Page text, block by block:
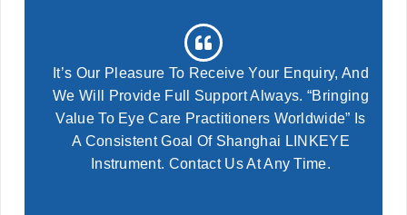
It’s Our Pleasure To Receive Your Enquiry, And
We Will Provide Full Support Always. “Bringing
Value To Eye Care Practitioners Worldwide” Is
A Consistent Goal Of Shanghai LINKEYE
Instrument. Contact Us At Any Time.